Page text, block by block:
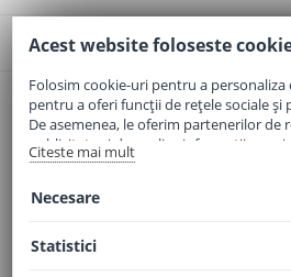
CONTACT
Email:office@elaptepraf.ro
Telefon:0745-964-449
Adresa:Sos. Borsului, Nr. 20, Oradea, Jud.
Acest website foloseste
Folosim cookie-uri pentru a
pentru a oferi funcții de rețele sociale și
De asemenea, le oferim partenerilor de
publicitate și de analize informații cu
folosiți site-ul nostru. Aceștia le pot
Citeste mai mult
Necesare
Statistici